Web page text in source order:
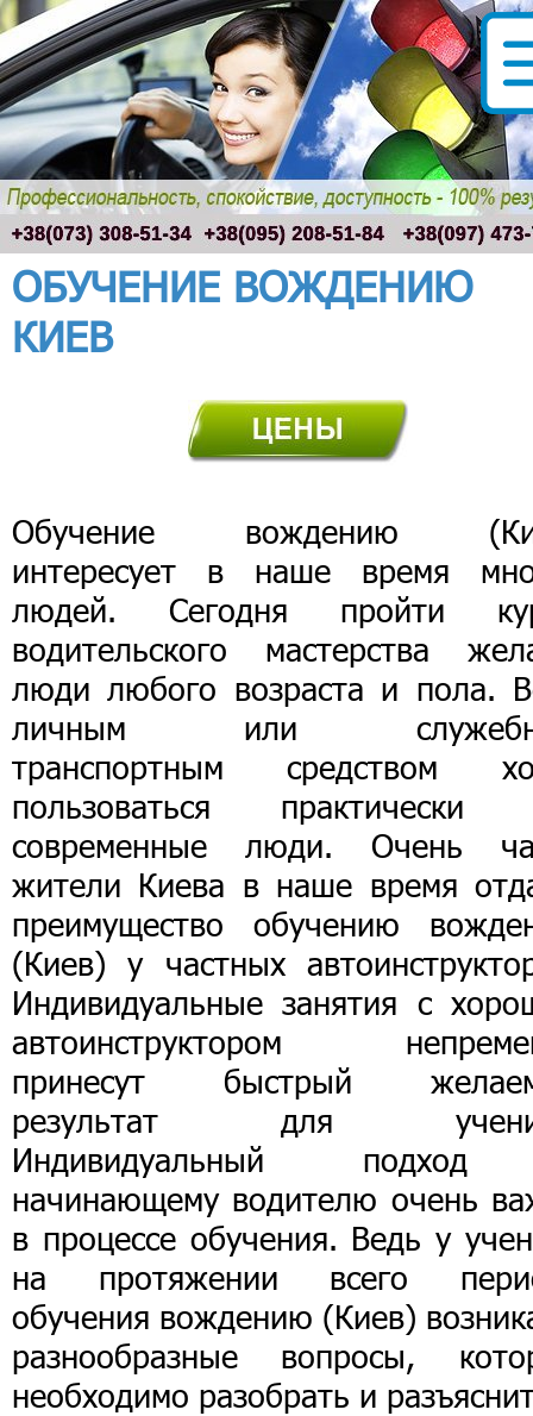
ОБУЧЕНИЕ ВОЖДЕНИЮ
КИЕВ
Обучение вождению
интересует в наше время
людей. Сегодня пройти
водительского мастерства
люди любого возраста и пола.
личным или
транспортным средством
пользоваться практически
современные люди. Очень
жители Киева в наше время
преимущество обучению
(Киев) у частных
Индивидуальные занятия с
автоинструктором
принесут быстрый
результат для
Индивидуальный
начинающему водителю очень
в процессе обучения. Ведь у
на протяжении всего
обучения вождению (Киев)
разнообразные вопросы,
необходимо разобрать и